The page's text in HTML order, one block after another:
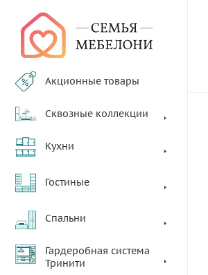
Акционные товары
Сквозные коллекции
Кухни
Гостиные
Спальни
Гардеробная система
Тринити